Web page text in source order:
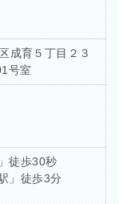
成育５丁目２３
号室
徒歩30秒
」徒歩3分